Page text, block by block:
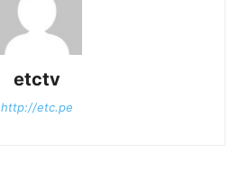
etctv
http://etc.pe